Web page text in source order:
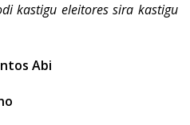
kastigu eleitores sira kastigu
Abi